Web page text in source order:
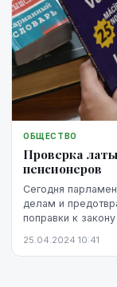
ОБЩЕСТВО
Проверка
пенсионеров
Сегодня
делам и
поправки к
25.04.2024 10:41